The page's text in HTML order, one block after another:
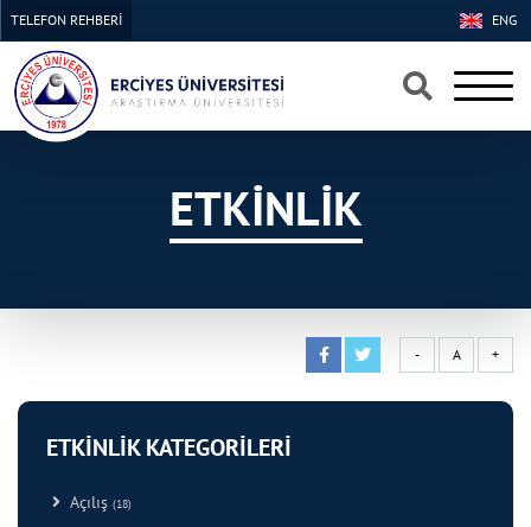
×
×
ENG
TELEFON REHBERİ
ETKİNLİK
- A +
ETKİNLİK KATEGORİLERİ
Açılış (18)